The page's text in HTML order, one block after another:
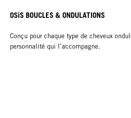
OSiS BOUCLES & ONDULATIONS
Conçu pour chaque type de cheveux
personnalité qui l’accompagne.